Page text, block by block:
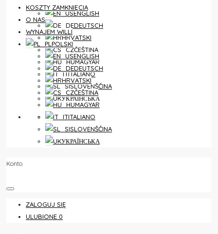
ENGLISH
DEUTSCH
HRVATSKI
ČEŠTINA
MAGYAR
ITALIANO
SLOVENŠČINA
УКРАЇНСЬКА
ULUBIONE 0
KOSZTY ZAMKNIĘCIA
O NAS
WYNAJEM WILLI
POLSKI
ENGLISH
DEUTSCH
HRVATSKI
ČEŠTINA
MAGYAR
ITALIANO
SLOVENŠČINA
УКРАЇНСЬКА
Konto
ZALOGUJ SIĘ
ULUBIONE 0